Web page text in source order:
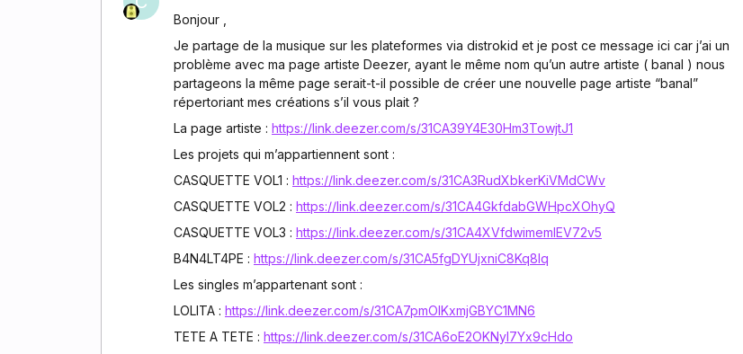
Bonjour ,
Je partage de la musique sur les plateformes via distrokid et je post ce message ici car j’ai un
problème avec ma page artiste Deezer, ayant le même nom qu’un autre artiste ( banal ) nous
partageons la même page serait-t-il possible de créer une nouvelle page artiste “banal”
répertoriant mes créations s’il vous plait ?
La page artiste : https://link.deezer.com/s/31CA39Y4E30Hm3TowjtJ1
Les projets qui m’appartiennent sont :
CASQUETTE VOL1 : https://link.deezer.com/s/31CA3RudXbkerKiVMdCWv
CASQUETTE VOL2 : https://link.deezer.com/s/31CA4GkfdabGWHpcXOhyQ
CASQUETTE VOL3 : https://link.deezer.com/s/31CA4XVfdwimemlEV72v5
B4N4LT4PE : https://link.deezer.com/s/31CA5fgDYUjxniC8Kq8Iq
Les singles m’appartenant sont :
LOLITA : https://link.deezer.com/s/31CA7pmOIKxmjGBYC1MN6
TETE A TETE : https://link.deezer.com/s/31CA6oE2OKNyl7Yx9cHdo